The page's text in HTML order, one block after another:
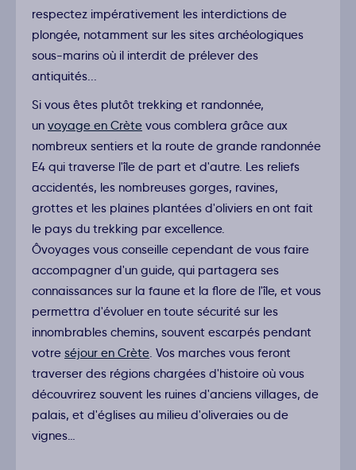
respectez impérativement les interdictions de
plongée, notamment sur les sites archéologiques
sous-marins où il interdit de prélever des
antiquités...
Si vous êtes plutôt trekking et randonnée,
un voyage en Crète vous comblera grâce aux
nombreux sentiers et la route de grande randonnée
E4 qui traverse l'île de part et d'autre. Les reliefs
accidentés, les nombreuses gorges, ravines,
grottes et les plaines plantées d'oliviers en ont fait
le pays du trekking par excellence.
Ôvoyages vous conseille cependant de vous faire
accompagner d'un guide, qui partagera ses
connaissances sur la faune et la flore de l'île, et vous
permettra d'évoluer en toute sécurité sur les
innombrables chemins, souvent escarpés pendant
votre séjour en Crète. Vos marches vous feront
traverser des régions chargées d'histoire où vous
découvrirez souvent les ruines d'anciens villages, de
palais, et d'églises au milieu d'oliveraies ou de
vignes…